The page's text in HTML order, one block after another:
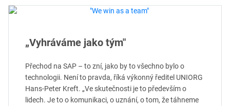
„Vyhráváme jako tým"
Přechod na SAP – to zní, jako by to všechno bylo o
technologii. Není to pravda, říká výkonný ředitel UNIORG
Hans-Peter Kreft. „Ve skutečnosti je to především o
lidech. Je to o komunikaci, o uznání, o tom, že táhneme